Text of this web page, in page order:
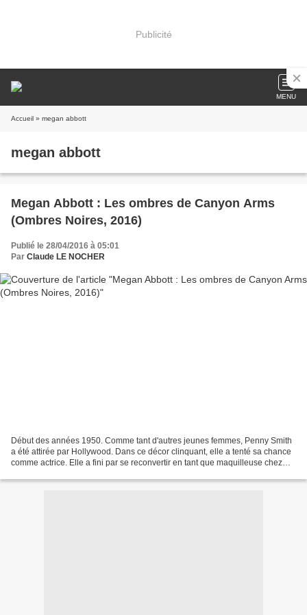
Publicité
MENU
Accueil » megan abbott
megan abbott
Megan Abbott : Les ombres de Canyon Arms
(Ombres Noires, 2016)
Publié le 28/04/2016 à 05:01
Par Claude LE NOCHER
Début des années 1950. Comme tant d'autres jeunes femmes, Penny Smith
a été attirée par Hollywood. Dans ce décor clinquant, elle a tenté sa chance
comme actrice. Elle a fini par se reconvertir en tant que maquilleuse chez